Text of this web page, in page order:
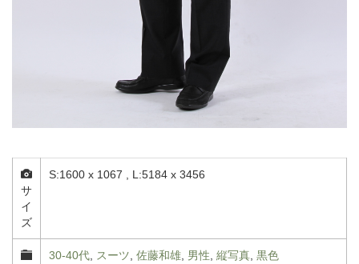
サ
イ
ズ
S:1600 x 1067 , L:5184 x 3456
30-40代 スーツ 佐藤和雄 男性 縦写真 黒色